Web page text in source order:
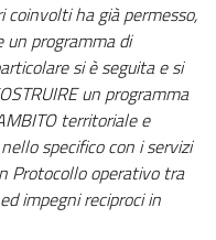
ha già permesso,
un programma di
si è seguita e si
un programma
territoriale e
specifico con i servizi
Protocollo operativo tra
impegni reciproci in